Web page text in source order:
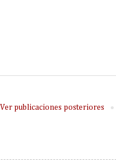
Ver publicaciones posteriores